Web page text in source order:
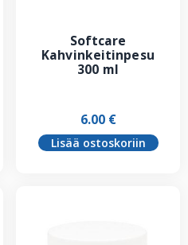
Softcare
Kahvinkeitinpesu
300 ml
6.00 €
Lisää ostoskoriin